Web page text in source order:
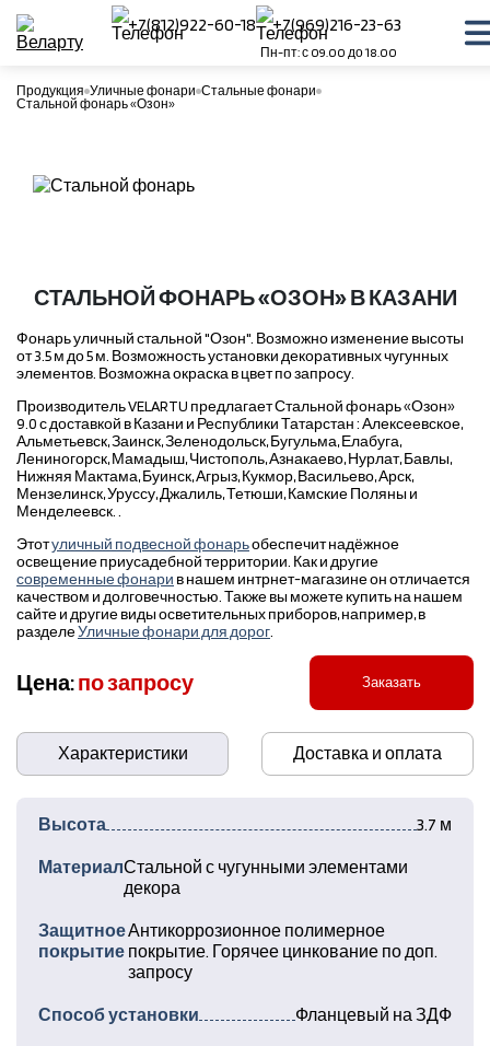
+7(812)922-60-18 +7(969)216-23-63
Пн-пт: с 09.00 до 18.00
Продукция Уличные фонари Стальные фонари
Стальной фонарь «Озон»
СТАЛЬНОЙ ФОНАРЬ «ОЗОН» В КАЗАНИ
Фонарь уличный стальной "Озон". Возможно изменение высоты
от 3.5 м до 5 м. Возможность установки декоративных чугунных
элементов. Возможна окраска в цвет по запросу.
Производитель VELARTU предлагает Стальной фонарь «Озон»
9.0 с доставкой в Казани и Республики Татарстан : Алексеевское,
Альметьевск, Заинск, Зеленодольск, Бугульма, Елабуга,
Лениногорск, Мамадыш, Чистополь, Азнакаево, Нурлат, Бавлы,
Нижняя Мактама, Буинск, Агрыз, Кукмор, Васильево, Арск,
Мензелинск, Уруссу, Джалиль, Тетюши, Камские Поляны и
Менделеевск. .
Этотуличный подвесной фонарьобеспечит надёжное
освещение приусадебной территории. Как и другие
современные фонари в нашем интрнет-магазине он отличается
качеством и долговечностью. Также вы можете купить на нашем
сайте и другие виды осветительных приборов, например, в
разделеУличные фонари для дорог
Цена:по запросу Заказать
Характеристики Доставка и оплата
Высота 3.7 м
МатериалСтальной с чугунными элементами
декора
Защитное
покрытие
Антикоррозионное полимерное
покрытие. Горячее цинкование по доп.
запросу
Способ установки Фланцевый на ЗДФ